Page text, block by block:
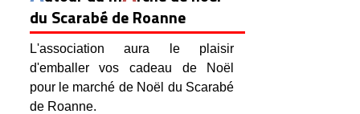
du Scarabé de Roanne
L'association aura le plaisir
d'emballer vos cadeau de Noël
pour le marché de Noël du Scarabé
de Roanne.